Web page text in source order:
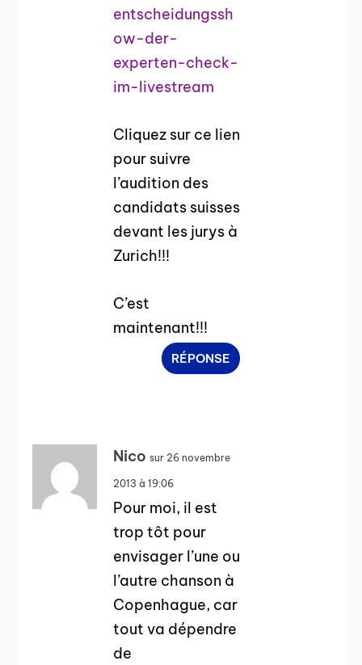
entscheidungssh
ow-der-
experten-check-
im-livestream
Cliquez sur ce lien
pour suivre
l’audition des
candidats suisses
devant les jurys à
Zurich!!!
C’est
maintenant!!!
RÉPONSE
Nico sur 26 novembre
2013 à 19:06
Pour moi, il est
trop tôt pour
envisager l’une ou
l’autre chanson à
Copenhague, car
tout va dépendre
de